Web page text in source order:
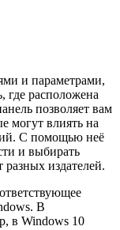
и параметрами,
где расположена
позволяет вам
могут влиять на
С помощью неё
и выбирать
издателей.
В
в Windows 10